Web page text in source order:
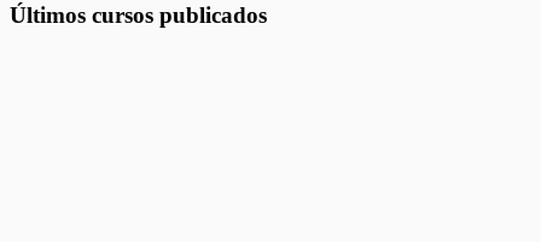
Últimos cursos publicados